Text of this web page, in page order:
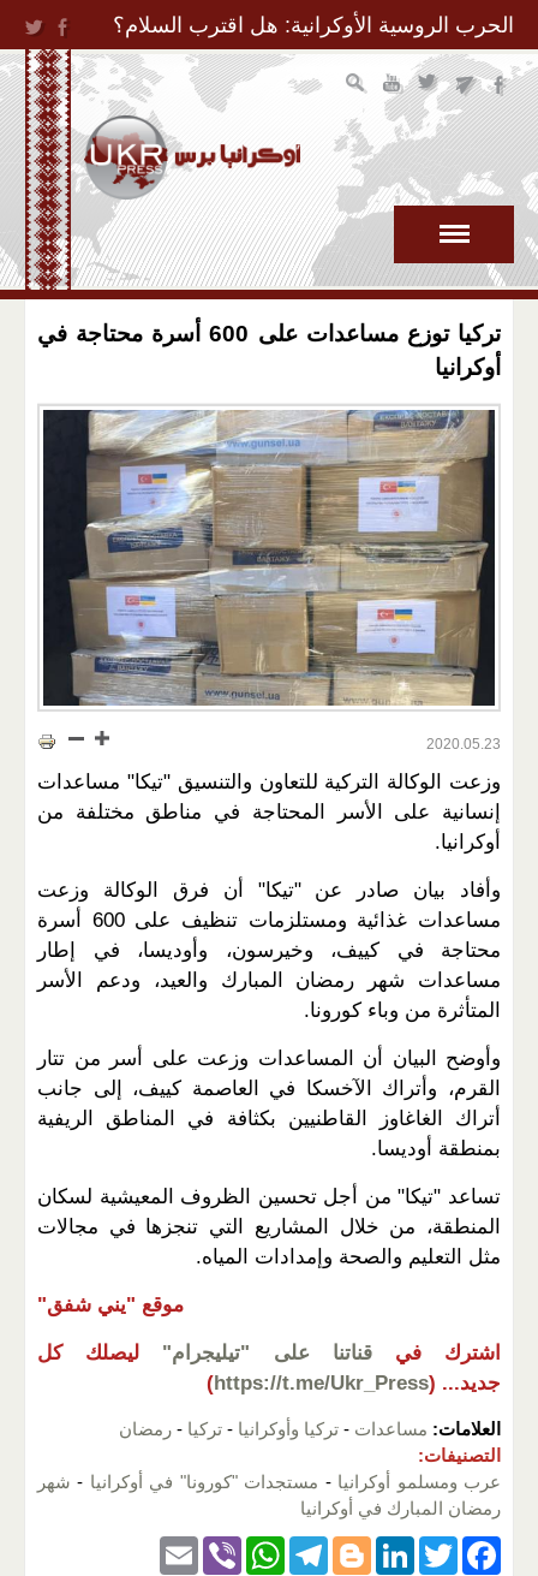
Jump to Navigation
الحرب الروسية الأوكرانية: هل اقترب السلام؟
تركيا توزع مساعدات على 600 أسرة محتاجة في
أوكرانيا
2020.05.23
وزعت الوكالة التركية للتعاون والتنسيق "تيكا" مساعدات
إنسانية على الأسر المحتاجة في مناطق مختلفة من
أوكرانيا.
وأفاد بيان صادر عن "تيكا" أن فرق الوكالة وزعت
مساعدات غذائية ومستلزمات تنظيف على 600 أسرة
محتاجة في كييف، وخيرسون، وأوديسا، في إطار
مساعدات شهر رمضان المبارك والعيد، ودعم الأسر
المتأثرة من وباء كورونا.
وأوضح البيان أن المساعدات وزعت على أسر من تتار
القرم، وأتراك الآخسكا في العاصمة كييف، إلى جانب
أتراك الغاغاوز القاطنيين بكثافة في المناطق الريفية
بمنطقة أوديسا.
تساعد "تيكا" من أجل تحسين الظروف المعيشية لسكان
المنطقة، من خلال المشاريع التي تنجزها في مجالات
مثل التعليم والصحة وإمدادات المياه.
موقع "يني شفق"
اشترك في قناتنا على "تيليجرام"
ليصلك كل
جديد... (
https://t.me/Ukr_Press
)
العلامات: مساعدات - تركيا وأوكرانيا - تركيا - رمضان
التصنيفات:
عرب ومسلمو أوكرانيا - مستجدات "كورونا" في أوكرانيا - شهر
رمضان المبارك في أوكرانيا
F
T
Li
Bl
T
W
Vi